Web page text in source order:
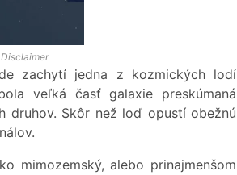
Disclaimer
zachytí jedna z kozmických lodí
veľká časť galaxie preskúmaná
druhov. Skôr než loď opustí obežnú
mimozemský, alebo prinajmenšom